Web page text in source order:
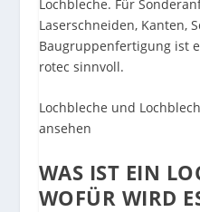
Lochbleche. Für
Laserschneiden, Kanten,
Baugruppenfertigung ist
rotec sinnvoll.
Lochbleche und
ansehen
WAS IST EIN
WOFÜR WIRD